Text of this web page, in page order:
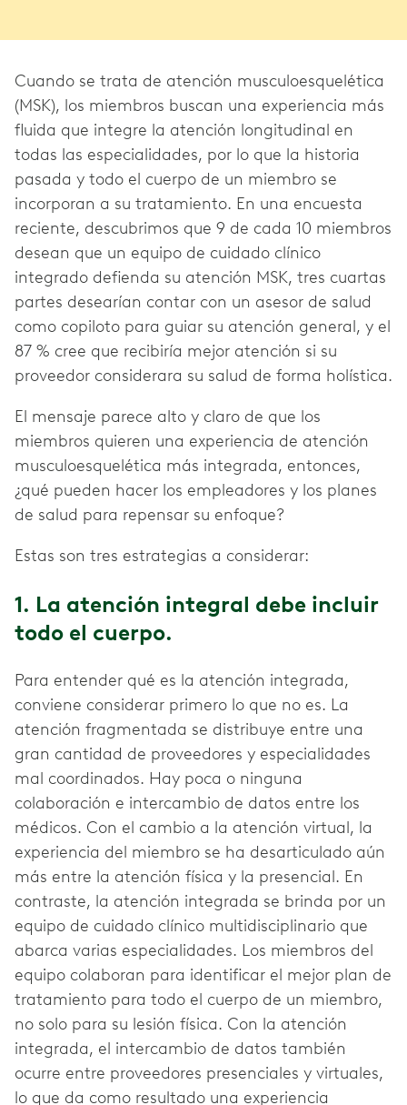
Cuando se trata de atención musculoesquelética
(MSK), los miembros buscan una experiencia más
fluida que integre la atención longitudinal en
todas las especialidades, por lo que la historia
pasada y todo el cuerpo de un miembro se
incorporan a su tratamiento. En una encuesta
reciente, descubrimos que 9 de cada 10 miembros
desean que un equipo de cuidado clínico
integrado defienda su atención MSK, tres cuartas
partes desearían contar con un asesor de salud
como copiloto para guiar su atención general, y el
87 % cree que recibiría mejor atención si su
proveedor considerara su salud de forma holística.
El mensaje parece alto y claro de que los
miembros quieren una experiencia de atención
musculoesquelética más integrada, entonces,
¿qué pueden hacer los empleadores y los planes
de salud para repensar su enfoque?
Estas son tres estrategias a considerar:
1. La atención integral debe incluir
todo el cuerpo.
Para entender qué es la atención integrada,
conviene considerar primero lo que no es. La
atención fragmentada se distribuye entre una
gran cantidad de proveedores y especialidades
mal coordinados. Hay poca o ninguna
colaboración e intercambio de datos entre los
médicos. Con el cambio a la atención virtual, la
experiencia del miembro se ha desarticulado aún
más entre la atención física y la presencial. En
contraste, la atención integrada se brinda por un
equipo de cuidado clínico multidisciplinario que
abarca varias especialidades. Los miembros del
equipo colaboran para identificar el mejor plan de
tratamiento para todo el cuerpo de un miembro,
no solo para su lesión física. Con la atención
integrada, el intercambio de datos también
ocurre entre proveedores presenciales y virtuales,
lo que da como resultado una experiencia